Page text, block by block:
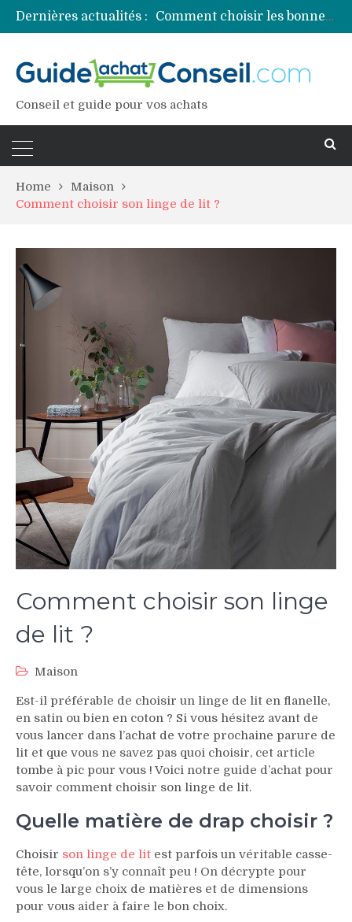
Dernières actualités :
Comment choisir les bonnes couleurs pour un projet tie and dye ?
Comment préparer sa piscine pour une période prolongée d’inutilisation ?
Conseil et guide pour vos achats
Home
Maison
Comment choisir son linge de lit ?
Comment choisir son linge
de lit ?
Maison
Est-il préférable de choisir un linge de lit en flanelle,
en satin ou bien en coton ? Si vous hésitez avant de
vous lancer dans l’achat de votre prochaine parure de
lit et que vous ne savez pas quoi choisir, cet article
tombe à pic pour vous ! Voici notre guide d’achat pour
savoir comment choisir son linge de lit.
Quelle matière de drap choisir ?
Choisir son linge de lit est parfois un véritable casse-
tête, lorsqu’on s’y connaît peu ! On décrypte pour
vous le large choix de matières et de dimensions
pour vous aider à faire le bon choix.